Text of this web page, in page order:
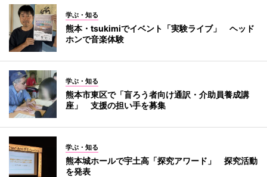
学ぶ・知る
熊本・tsukimiでイベント「実験ライブ」 ヘッド
ホンで音楽体験
学ぶ・知る
熊本市東区で「盲ろう者向け通訳・介助員養成講
座」 支援の担い手を募集
学ぶ・知る
熊本城ホールで宇土高「探究アワード」 探究活動
を発表